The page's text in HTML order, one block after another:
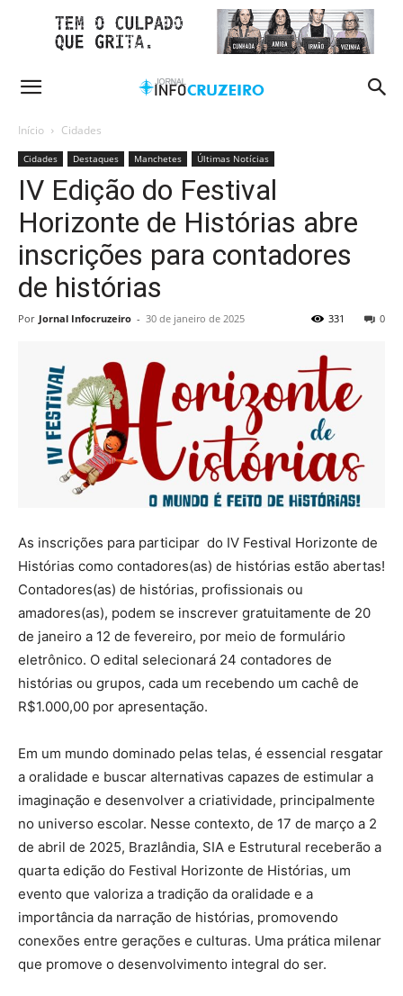
Início Cidades
Cidades Destaques Manchetes Últimas Notícias
IV Edição do Festival
Horizonte de Histórias abre
inscrições para contadores
de histórias
Por Jornal Infocruzeiro - 30 de janeiro de 2025 0
331
As inscrições para participar do IV Festival Horizonte de
Histórias como contadores(as) de histórias estão abertas!
Contadores(as) de histórias, profissionais ou
amadores(as), podem se inscrever gratuitamente de 20
de janeiro a 12 de fevereiro, por meio de formulário
eletrônico. O edital selecionará 24 contadores de
histórias ou grupos, cada um recebendo um cachê de
R$1.000,00 por apresentação.
Em um mundo dominado pelas telas, é essencial resgatar
a oralidade e buscar alternativas capazes de estimular a
imaginação e desenvolver a criatividade, principalmente
no universo escolar. Nesse contexto, de 17 de março a 2
de abril de 2025, Brazlândia, SIA e Estrutural receberão a
quarta edição do Festival Horizonte de Histórias, um
evento que valoriza a tradição da oralidade e a
importância da narração de histórias, promovendo
conexões entre gerações e culturas. Uma prática milenar
que promove o desenvolvimento integral do ser.